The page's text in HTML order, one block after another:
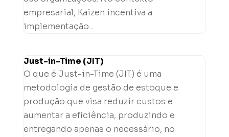
empresarial, Kaizen incentiva a
implementação...
Just-in-Time (JIT)
O que é Just-in-Time (JIT) é uma
metodologia de gestão de estoque e
produção que visa reduzir custos e
aumentar a eficiência, produzindo e
entregando apenas o necessário, no